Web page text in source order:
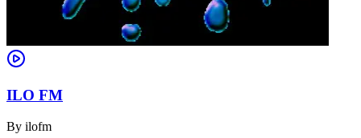
ILO FM
By ilofm